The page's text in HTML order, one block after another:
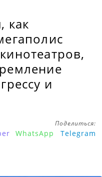
как
и
Поделиться:
WhatsApp Telegram